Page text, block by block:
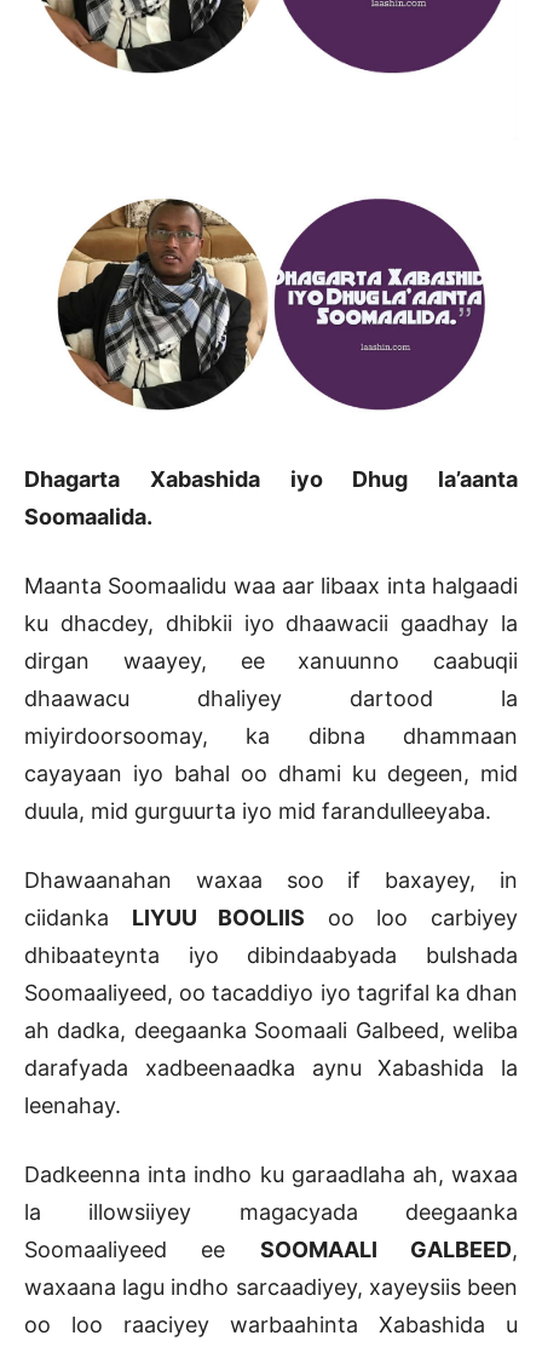
Dhagarta Xabashida iyo Dhug la’aanta
Soomaalida.
Maanta Soomaalidu waa aar libaax inta halgaadi
ku dhacdey, dhibkii iyo dhaawacii gaadhay la
dirgan waayey, ee xanuunno caabuqii
dhaawacu dhaliyey dartood la
miyirdoorsoomay, ka dibna dhammaan
cayayaan iyo bahal oo dhami ku degeen, mid
duula, mid gurguurta iyo mid farandulleeyaba.
Dhawaanahan waxaa soo if baxayey, in
ciidanka LIYUU BOOLIIS oo loo carbiyey
dhibaateynta iyo dibindaabyada bulshada
Soomaaliyeed, oo tacaddiyo iyo tagrifal ka dhan
ah dadka, deegaanka Soomaali Galbeed, weliba
darafyada xadbeenaadka aynu Xabashida la
leenahay.
Dadkeenna inta indho ku garaadlaha ah, waxaa
la illowsiiyey magacyada deegaanka
Soomaaliyeed ee SOOMAALI GALBEED,
waxaana lagu indho sarcaadiyey, xayeysiis been
oo loo raaciyey warbaahinta Xabashida u